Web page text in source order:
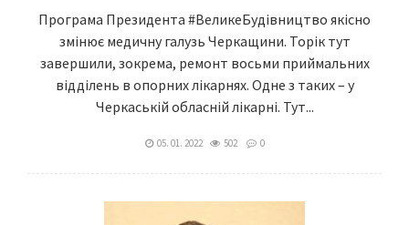
Програма Президента #ВеликеБудівництво якісно
змінює медичну галузь Черкащини. Торік тут
завершили, зокрема, ремонт восьми приймальних
відділень в опорних лікарнях. Одне з таких – у
Черкаській обласній лікарні. Тут...
05. 01. 2022 502 0